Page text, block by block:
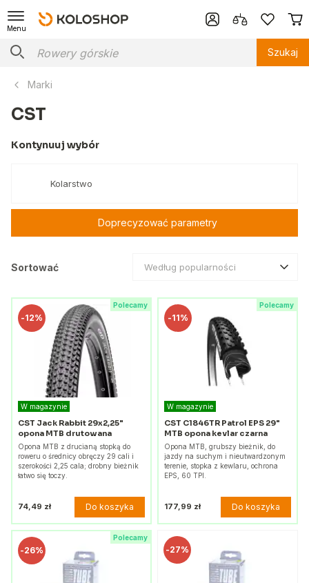
Menu
Szukaj
Marki
CST
Kontynuuj wybór
Kolarstwo
Doprecyzować parametry
Sortować Według popularności
Polecamy
-12%
W magazynie
CST Jack Rabbit 29x2,25"
opona MTB drutowana
Opona MTB z drucianą stopką do
roweru o średnicy obręczy 29 cali i
szerokości 2,25 cala; drobny bieżnik
łatwo się toczy.
74,49 zł Do koszyka
Polecamy
-11%
W magazynie
CST C1846TR Patrol EPS 29"
MTB opona kevlar czarna
Opona MTB, grubszy bieżnik, do
jazdy na suchym i nieutwardzonym
terenie, stopka z kewlaru, ochrona
EPS, 60 TPI.
177,99 zł Do koszyka
Polecamy
-26% -27%